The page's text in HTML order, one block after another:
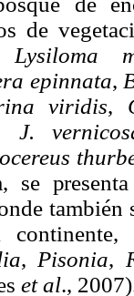
de
Lysiloma
epinnata,
viridis,
J.
presenta
también
, Pisonia,
et al.,